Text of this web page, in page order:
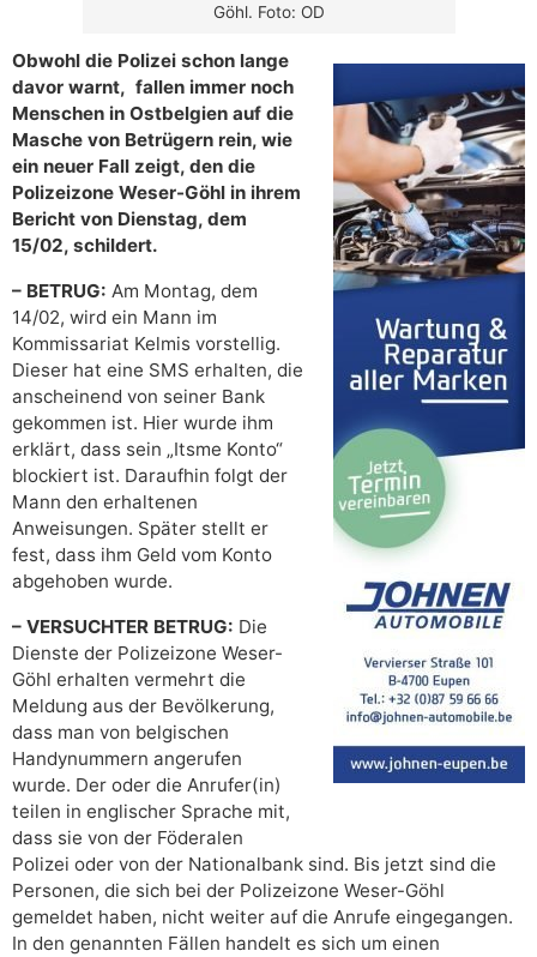
Göhl. Foto: OD
Obwohl die Polizei schon lange
davor warnt, fallen immer noch
Menschen in Ostbelgien auf die
Masche von Betrügern rein, wie
ein neuer Fall zeigt, den die
Polizeizone Weser-Göhl in ihrem
Bericht von Dienstag, dem
15/02, schildert.
– BETRUG: Am Montag, dem
14/02, wird ein Mann im
Kommissariat Kelmis vorstellig.
Dieser hat eine SMS erhalten, die
anscheinend von seiner Bank
gekommen ist. Hier wurde ihm
erklärt, dass sein „Itsme Konto“
blockiert ist. Daraufhin folgt der
Mann den erhaltenen
Anweisungen. Später stellt er
fest, dass ihm Geld vom Konto
abgehoben wurde.
– VERSUCHTER BETRUG: Die
Dienste der Polizeizone Weser-
Göhl erhalten vermehrt die
Meldung aus der Bevölkerung,
dass man von belgischen
Handynummern angerufen
wurde. Der oder die Anrufer(in)
teilen in englischer Sprache mit,
dass sie von der Föderalen
Polizei oder von der Nationalbank sind. Bis jetzt sind die
Personen, die sich bei der Polizeizone Weser-Göhl
gemeldet haben, nicht weiter auf die Anrufe eingegangen.
In den genannten Fällen handelt es sich um einen